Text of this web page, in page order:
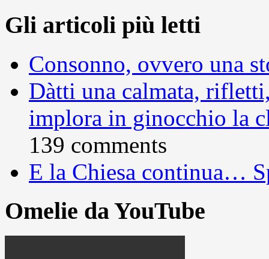
Gli articoli più letti
Consonno, ovvero una
Dàtti una calmata,
implora in ginocchio la
139 comments
E la Chiesa continua…
Omelie da YouTube